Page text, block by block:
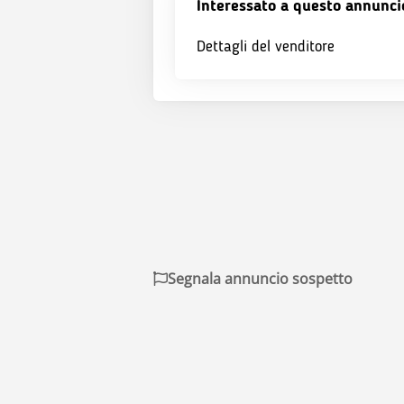
Interessato a questo
Dettagli del venditore
Segnala annuncio sospetto